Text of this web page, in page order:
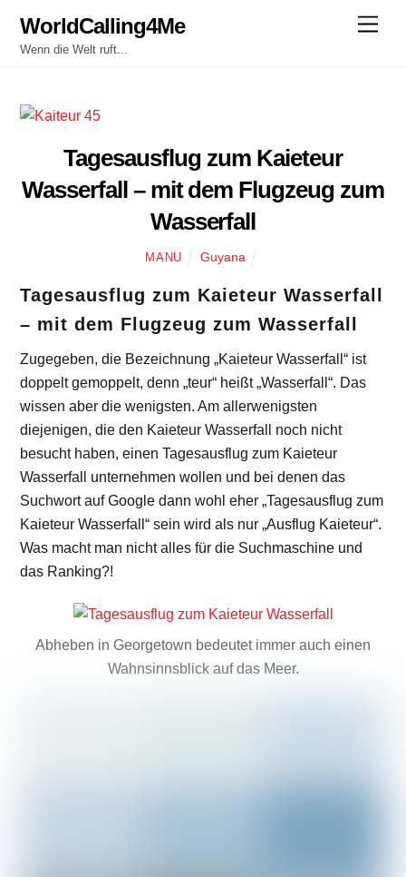
content
WorldCalling4Me
Wenn die Welt ruft...
Tagesausflug zum Kaieteur
Wasserfall – mit dem Flugzeug zum
Wasserfall
MANU Guyana
Tagesausflug zum Kaieteur Wasserfall
– mit dem Flugzeug zum Wasserfall
Zugegeben, die Bezeichnung „Kaieteur Wasserfall“ ist
doppelt gemoppelt, denn „teur“ heißt „Wasserfall“. Das
wissen aber die wenigsten. Am allerwenigsten
diejenigen, die den Kaieteur Wasserfall noch nicht
besucht haben, einen Tagesausflug zum Kaieteur
Wasserfall unternehmen wollen und bei denen das
Suchwort auf Google dann wohl eher „Tagesausflug zum
Kaieteur Wasserfall“ sein wird als nur „Ausflug Kaieteur“.
Was macht man nicht alles für die Suchmaschine und
das Ranking?!
Abheben in Georgetown bedeutet immer auch einen
Wahnsinnsblick auf das Meer.